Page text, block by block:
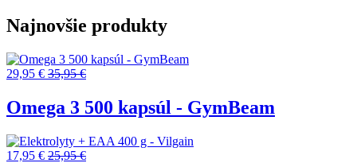
Najnovšie produkty
29,95 € 35,95 €
Omega 3 500 kapsúl - GymBeam
17,95 € 25,95 €